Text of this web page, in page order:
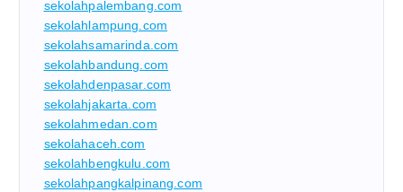
sekolahpalembang.com
sekolahlampung.com
sekolahsamarinda.com
sekolahbandung.com
sekolahdenpasar.com
sekolahjakarta.com
sekolahmedan.com
sekolahaceh.com
sekolahbengkulu.com
sekolahpangkalpinang.com